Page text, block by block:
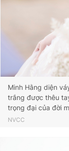
Minh Hằng diện
trắng được thêu
trọng đại của đời
NVCC